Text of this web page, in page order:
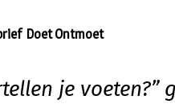
Doet Ontmoet
je voeten?”